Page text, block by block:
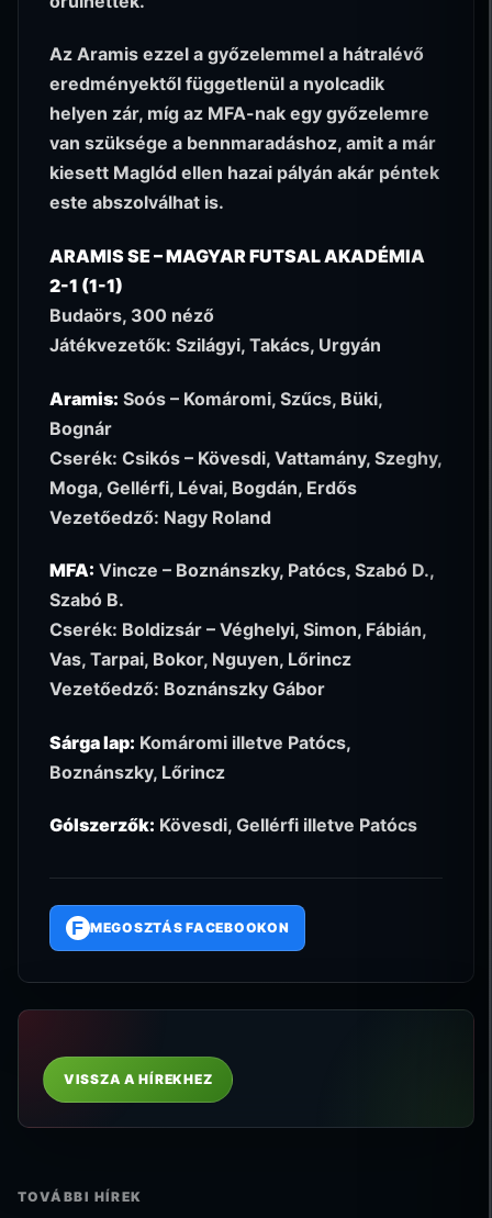
Az Aramis ezzel a győzelemmel a hátralévő
eredményektől függetlenül a nyolcadik
helyen zár, míg az MFA-nak egy győzelemre
van szüksége a bennmaradáshoz, amit a már
kiesett Maglód ellen hazai pályán akár péntek
este abszolválhat is.
ARAMIS SE – MAGYAR FUTSAL AKADÉMIA
2-1 (1-1)
Budaörs, 300 néző
Játékvezetők: Szilágyi, Takács, Urgyán
Aramis: Soós – Komáromi, Szűcs, Büki,
Bognár
Cserék: Csikós – Kövesdi, Vattamány, Szeghy,
Moga, Gellérfi, Lévai, Bogdán, Erdős
Vezetőedző: Nagy Roland
MFA: Vincze – Boznánszky, Patócs, Szabó D.,
Szabó B.
Cserék: Boldizsár – Véghelyi, Simon, Fábián,
Vas, Tarpai, Bokor, Nguyen, Lőrincz
Vezetőedző: Boznánszky Gábor
Sárga lap: Komáromi illetve Patócs,
Boznánszky, Lőrincz
Gólszerzők: Kövesdi, Gellérfi illetve Patócs
F MEGOSZTÁS FACEBOOKON
VISSZA A HÍREKHEZ
TOVÁBBI HÍREK